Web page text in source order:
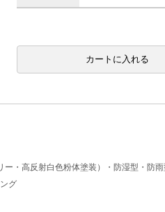
・高反射白色粉体塗装）・防湿型・防
グ